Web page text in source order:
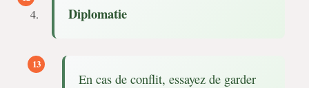
Diplomatie
En cas de conflit, essayez de garder